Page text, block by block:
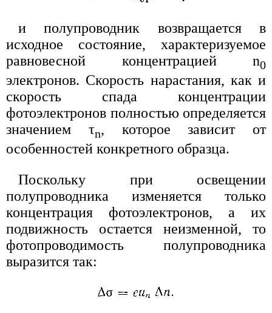
и полупроводник возвращается в
исходное состояние, характеризуемое
равновесной концентрацией n0
электронов. Скорость нарастания, как и
скорость спада концентрации
фотоэлектронов полностью определяется
значением τn, которое зависит от
особенностей конкретного образца.
Поскольку при освещении
полупроводника изменяется только
концентрация фотоэлектронов, а их
подвижность остается неизменной, то
фотопроводимость полупроводника
выразится так: